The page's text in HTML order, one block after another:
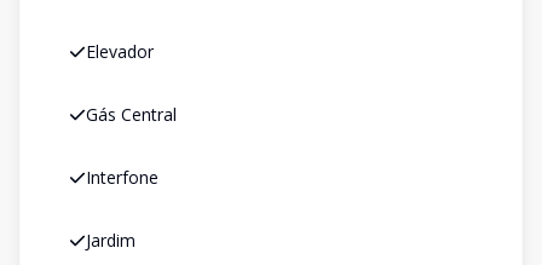
Elevador
Gás Central
Interfone
Jardim